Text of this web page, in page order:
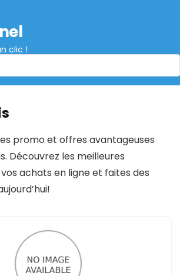
clic !
promo et offres avantageuses
Découvrez les meilleures
achats en ligne et faites des